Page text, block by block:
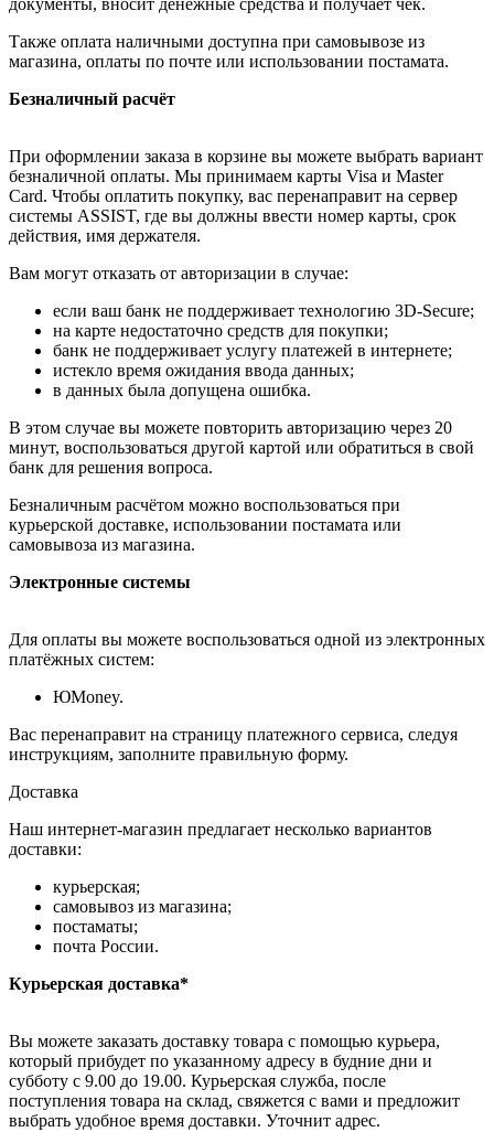
документы, вносит денежные средства и получает чек.
Также оплата наличными доступна при самовывозе из
магазина, оплаты по почте или использовании постамата.
Безналичный расчёт
При оформлении заказа в корзине вы можете выбрать вариант
безналичной оплаты. Мы принимаем карты Visa и Master
Card. Чтобы оплатить покупку, вас перенаправит на сервер
системы ASSIST, где вы должны ввести номер карты, срок
действия, имя держателя.
Вам могут отказать от авторизации в случае:
если ваш банк не поддерживает технологию 3D-Secure;
на карте недостаточно средств для покупки;
банк не поддерживает услугу платежей в интернете;
истекло время ожидания ввода данных;
в данных была допущена ошибка.
В этом случае вы можете повторить авторизацию через 20
минут, воспользоваться другой картой или обратиться в свой
банк для решения вопроса.
Безналичным расчётом можно воспользоваться при
курьерской доставке, использовании постамата или
самовывоза из магазина.
Электронные системы
Для оплаты вы можете воспользоваться одной из электронных
платёжных систем:
ЮMoney.
Вас перенаправит на страницу платежного сервиса, следуя
инструкциям, заполните правильную форму.
Доставка
Наш интернет-магазин предлагает несколько вариантов
доставки:
курьерская;
самовывоз из магазина;
постаматы;
почта России.
Курьерская доставка*
Вы можете заказать доставку товара с помощью курьера,
который прибудет по указанному адресу в будние дни и
субботу с 9.00 до 19.00. Курьерская служба, после
поступления товара на склад, свяжется с вами и предложит
выбрать удобное время доставки. Уточнит адрес.